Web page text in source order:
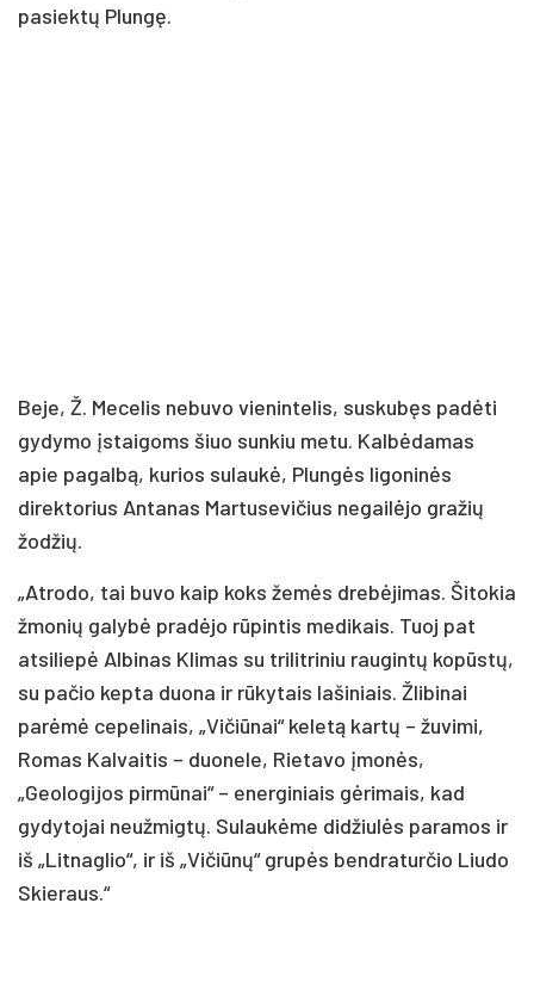
pasiektų Plungę.
Beje, Ž. Mecelis nebuvo vienintelis, suskubęs padėti
gydymo įstaigoms šiuo sunkiu metu. Kalbėdamas
apie pagalbą, kurios sulaukė, Plungės ligoninės
direktorius Antanas Martusevičius negailėjo gražių
žodžių.
„Atrodo, tai buvo kaip koks žemės drebėjimas. Šitokia
žmonių galybė pradėjo rūpintis medikais. Tuoj pat
atsiliepė Albinas Klimas su trilitriniu raugintų kopūstų,
su pačio kepta duona ir rūkytais lašiniais. Žlibinai
parėmė cepelinais, „Vičiūnai“ keletą kartų – žuvimi,
Romas Kalvaitis – duonele, Rietavo įmonės,
„Geologijos pirmūnai“ – energiniais gėrimais, kad
gydytojai neužmigtų. Sulaukėme didžiulės paramos ir
iš „Litnaglio“, ir iš „Vičiūnų“ grupės bendraturčio Liudo
Skieraus.“